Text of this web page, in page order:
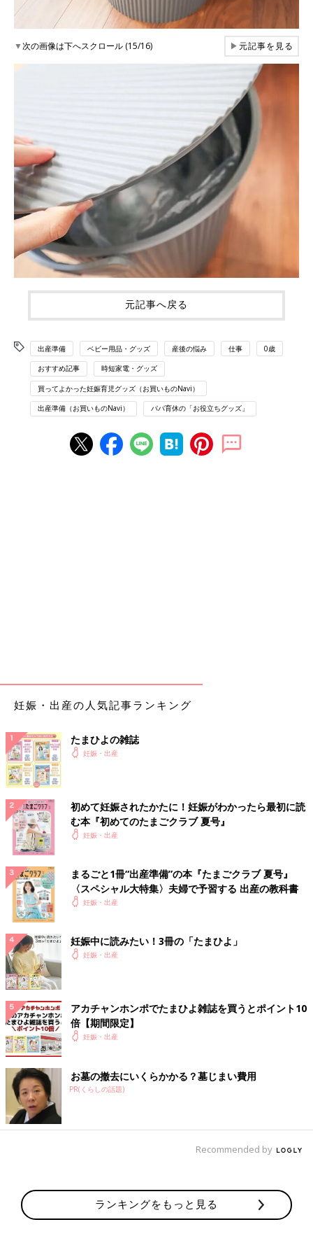
▼次の画像は下へスクロール (15/16) ▶元記事を見る
元記事へ戻る
出産準備 ベビー用品・グッズ 産後の悩み 仕事 0歳
おすすめ記事 時短家電・グッズ
買ってよかった妊娠育児グッズ（お買いものNavi）
出産準備（お買いものNavi） パパ育休の「お役立ちグッズ」
妊娠・出産の人気記事ランキング
たまひよの雑誌
妊娠・出産
初めて妊娠されたかたに！妊娠がわかったら最初に読
む本『初めてのたまごクラブ 夏号』
妊娠・出産
まるごと1冊“出産準備”の本『たまごクラブ 夏号』
〈スペシャル大特集〉夫婦で予習する 出産の教科書
妊娠・出産
妊娠中に読みたい！3冊の「たまひよ」
妊娠・出産
アカチャンホンポでたまひよ雑誌を買うとポイント10
倍【期間限定】
妊娠・出産
お墓の撤去にいくらかかる？墓じまい費用
PR(くらしの話題)
Recommended by
ランキングをもっと見る